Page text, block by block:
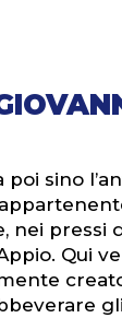
poi sino
nei pressi
Qui